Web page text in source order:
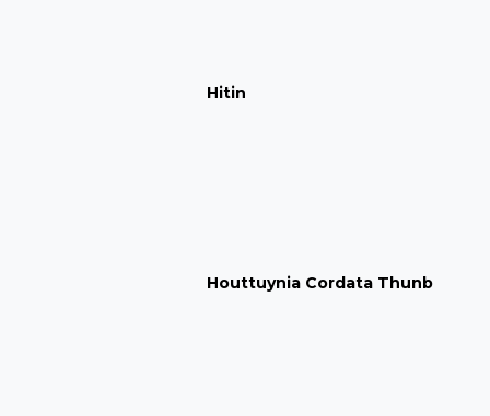
Hitin
Houttuynia Cordata Thunb